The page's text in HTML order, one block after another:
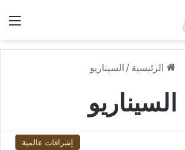
الرئيسية / السيناريو
السيناريو
إشراقات عالمية